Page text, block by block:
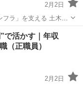
2月2日
ラ」を支える 土木技
・設計・積算 のご経
経験は必要ありませ
で活かす｜年収
（正職員）
2月2日